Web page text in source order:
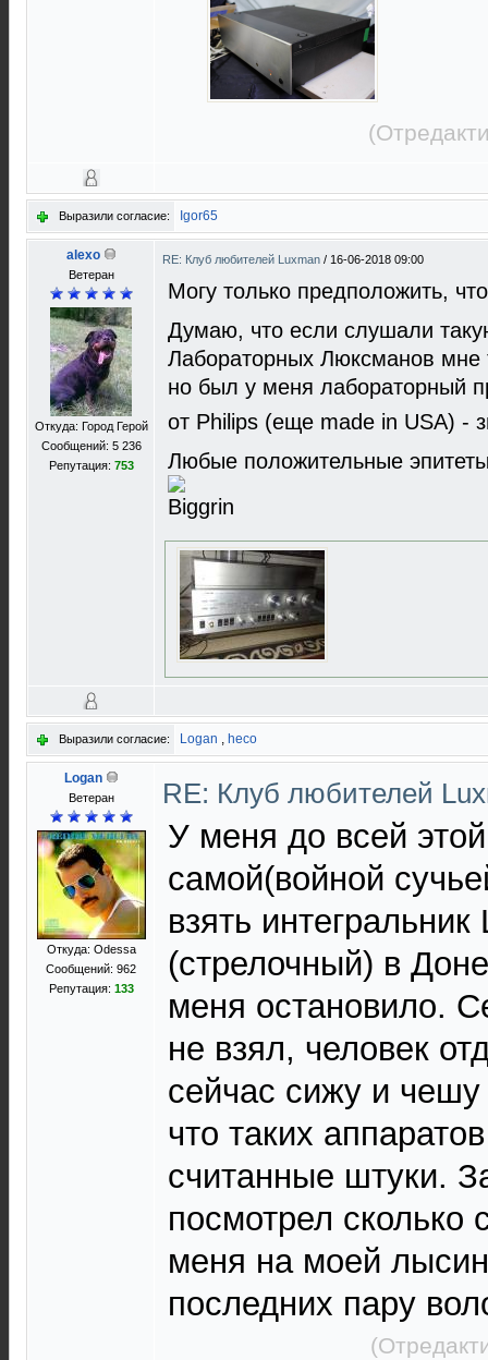
Выразили согласие: Igor65
alexo
Ветеран
Откуда: Город Герой
Сообщений: 5 236
Репутация: 753
RE: Клуб любителей Luxman / 16-06-2018 09:00
Могу только предположить,
Думаю, что если слушали
Лабораторных Люксманов мне
но был у меня лабораторный
от Philips (еще made in USA) -
Любые положительные
Выразили согласие: Logan , heco
Logan
Ветеран
Откуда: Odessa
Сообщений: 962
Репутация: 133
RE: Клуб любителей
У меня до всей
самой(войной
взять
(стрелочный) в
меня остановило.
не взял, человек
сейчас сижу и
что таких
считанные штуки.
посмотрел сколько
меня на моей
последних пару